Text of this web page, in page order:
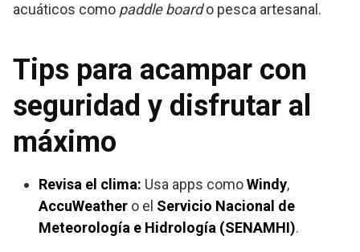
acuáticos como paddle boardo pesca artesanal.
Tips para acampar con
seguridad y disfrutar al
máximo
Revisa el clima: Usa apps comoWindy,
AccuWeather o el Servicio Nacional de
Meteorología e Hidrología (SENAMHI).